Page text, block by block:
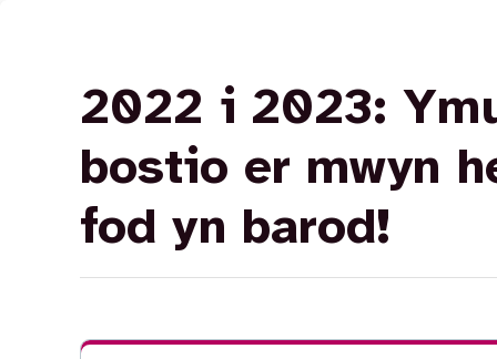
2022 i 2023:
bostio er mwyn
fod yn barod!